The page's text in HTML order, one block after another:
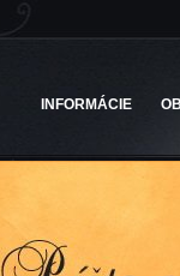
INFORMÁCIE